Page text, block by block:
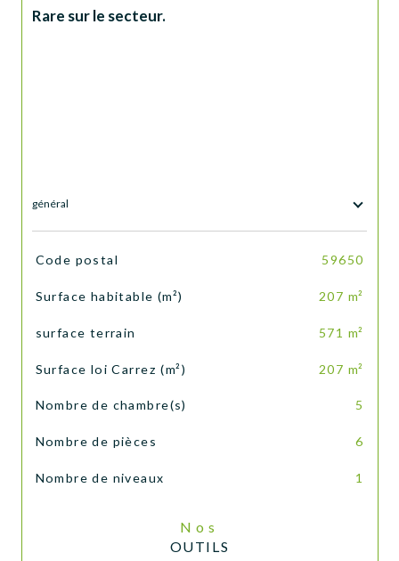
Rare sur le secteur.
général
TRAD_SIROCCO_Caracteristique
Code postal 59650
Surface habitable (m²) 207 m²
surface terrain 571 m²
Surface loi Carrez (m²) 207 m²
Nombre de chambre(s) 5
Nombre de pièces 6
Nombre de niveaux 1
Nos
OUTILS